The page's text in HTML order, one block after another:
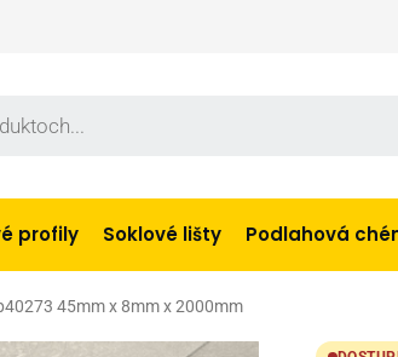
profily Soklové lišty Podlahová
45mm x 8mm x 2000mm